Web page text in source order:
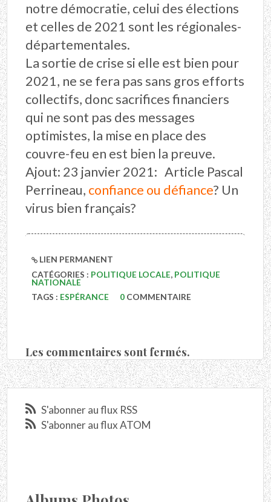
S'abonner au flux RSS
S'abonner au flux ATOM
notre démocratie, celui des élections
et celles de 2021 sont les régionales-
départementales.
La sortie de crise si elle est bien pour
2021, ne se fera pas sans gros efforts
collectifs, donc sacrifices financiers
qui ne sont pas des messages
optimistes, la mise en place des
couvre-feu en est bien la preuve.
Ajout: 23 janvier 2021: Article Pascal
Perrineau, confiance ou défiance? Un
virus bien français?
LIEN PERMANENT
CATÉGORIES : POLITIQUE LOCALE, POLITIQUE
NATIONALE
TAGS : ESPÉRANCE 0 COMMENTAIRE
Les commentaires sont fermés.